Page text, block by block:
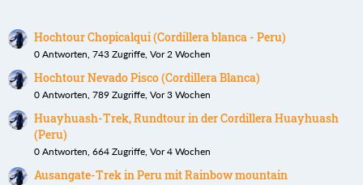
Hochtour Chopicalqui (Cordillera blanca - Peru)
0 Antworten, 743 Zugriffe, Vor 2 Wochen
Hochtour Nevado Pisco (Cordillera Blanca)
0 Antworten, 789 Zugriffe, Vor 3 Wochen
Huayhuash-Trek, Rundtour in der Cordillera Huayhuash
(Peru)
0 Antworten, 664 Zugriffe, Vor 4 Wochen
Ausangate-Trek in Peru mit Rainbow mountain